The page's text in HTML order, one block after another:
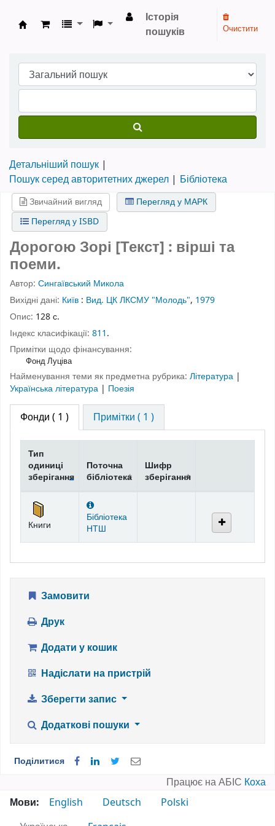
Бібліотека НТШ › Електронний каталог
Історія
пошуків
Очистити
Детальніший пошук
Пошук серед авторитетних джерел
Бібліотека
Звичайний вигляд
Перегляд у МАРК
Перегляд у ISBD
Дорогою Зорі [Текст] : вірші та
поеми.
Автор: Сингаївський Микола
Вихідні дані: Київ : Вид. ЦК ЛКСМУ "Молодь", 1979
Опис: 128 с.
Індекс класифікації: 811.
Примітки щодо фінансування:
Фонд Луціва
Найменування теми як предметна рубрика: Література |
Українська література | Поезія
Фонди ( 1 ) Примітки ( 1 )
Фонди
Тип
одиниці
зберігання
Поточна
бібліотека
Шифр
зберігання
Книги
Бібліотека
НТШ
Замовити
Друк
Додати у кошик
Надіслати на пристрій
Зберегти запис
Додаткові пошуки
Поділитися
Працює на АБІС Коха
Мови:
English Deutsch
Polski